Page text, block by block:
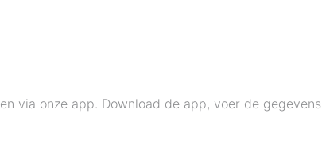
via onze app. Download de app, voer de